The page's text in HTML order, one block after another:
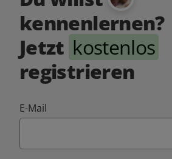
kennenlernen?
Jetzt kostenlos
registrieren
E-Mail